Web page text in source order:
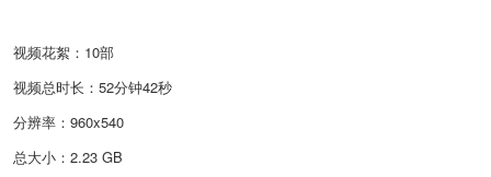
视频花絮：10部
视频总时长：52分钟42秒
分辨率：960x540
总大小：2.23 GB